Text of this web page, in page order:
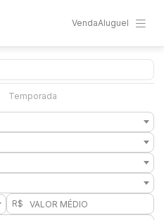
VendaAluguel
Temporada
R$